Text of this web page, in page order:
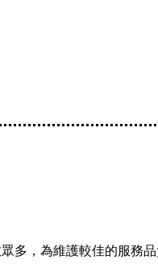
多，為維護較佳的服務